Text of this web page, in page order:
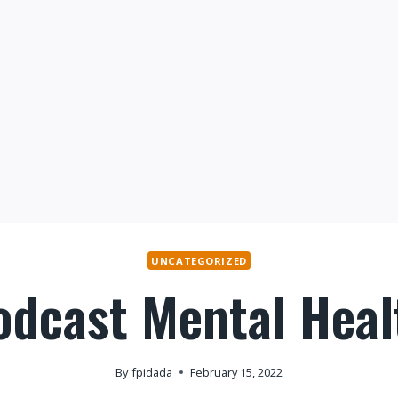
UNCATEGORIZED
Mental
Byfpidada February 15, 2022